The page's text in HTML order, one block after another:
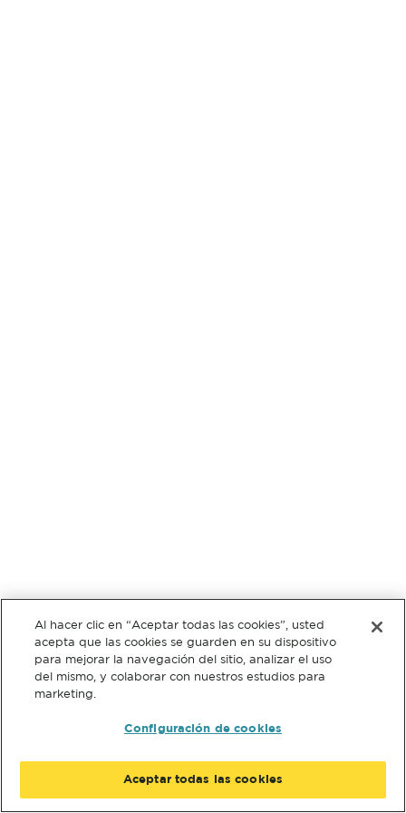
Al hacer clic en “Aceptar todas las cookies”, usted
acepta que las cookies se guarden en su dispositivo
para mejorar la navegación del sitio, analizar el uso
del mismo, y colaborar con nuestros estudios para
marketing.
Configuración de cookies
Aceptar todas las cookies